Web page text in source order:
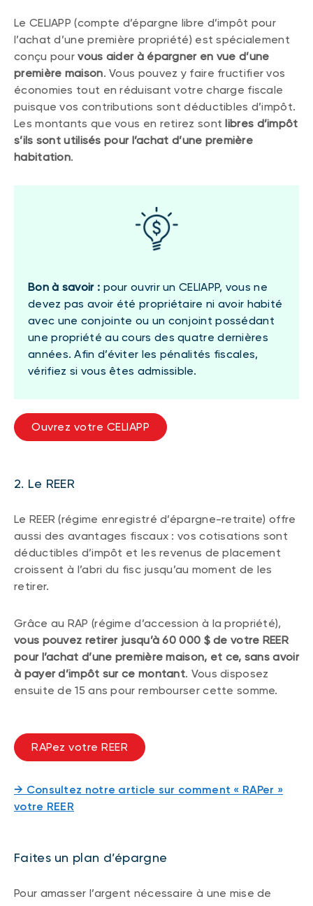
Le CELIAPP (compte d’épargne libre d’impôt pour
l’achat d’une première propriété) est spécialement
conçu pourvous aider à épargner en vue d’une
première maison. Vous pouvez y faire fructifier vos
économies tout en réduisant votre charge fiscale
puisque vos contributions sont déductibles d’impôt.
Les montants que vous en retirez sontlibres d’impôt
s’ils sont utilisés pour l’achat d’une première
habitation.
Bon à savoir : pour ouvrir un CELIAPP, vous ne
devez pas avoir été propriétaire ni avoir habité
avec une conjointe ou un conjoint possédant
une propriété au cours des quatre dernières
années. Afin d’éviter les pénalités fiscales,
vérifiez si vous êtes admissible.
Ouvrez votre CELIAPP
2. Le REER
Le REER (régime enregistré d’épargne-retraite) offre
aussi des avantages fiscaux : vos cotisations sont
déductibles d’impôt et les revenus de placement
croissent à l’abri du fisc jusqu’au moment de les
retirer.
Grâce au RAP (régime d’accession à la propriété),
vous pouvez retirer jusqu’à 60 000 $ de votre REER
pour l’achat d’une première maison, et ce, sans avoir
à payer d’impôt sur ce montant. Vous disposez
ensuite de 15 ans pour rembourser cette somme.
RAPez votre REER
→ Consultez notre article sur comment « RAPer »
votre REER
Faites un plan d’épargne
Pour amasser l’argent nécessaire à une mise de